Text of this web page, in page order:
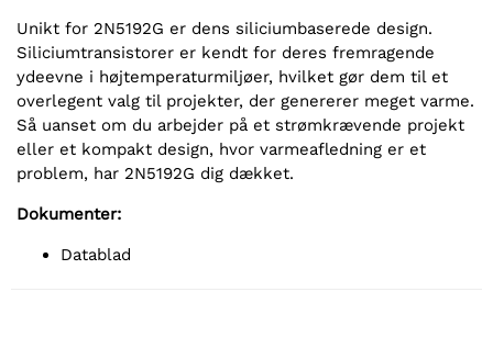
Unikt for 2N5192G er dens siliciumbaserede design.
Siliciumtransistorer er kendt for deres fremragende
ydeevne i højtemperaturmiljøer, hvilket gør dem til et
overlegent valg til projekter, der genererer meget varme.
Så uanset om du arbejder på et strømkrævende projekt
eller et kompakt design, hvor varmeafledning er et
problem, har 2N5192G dig dækket.
Dokumenter:
Datablad